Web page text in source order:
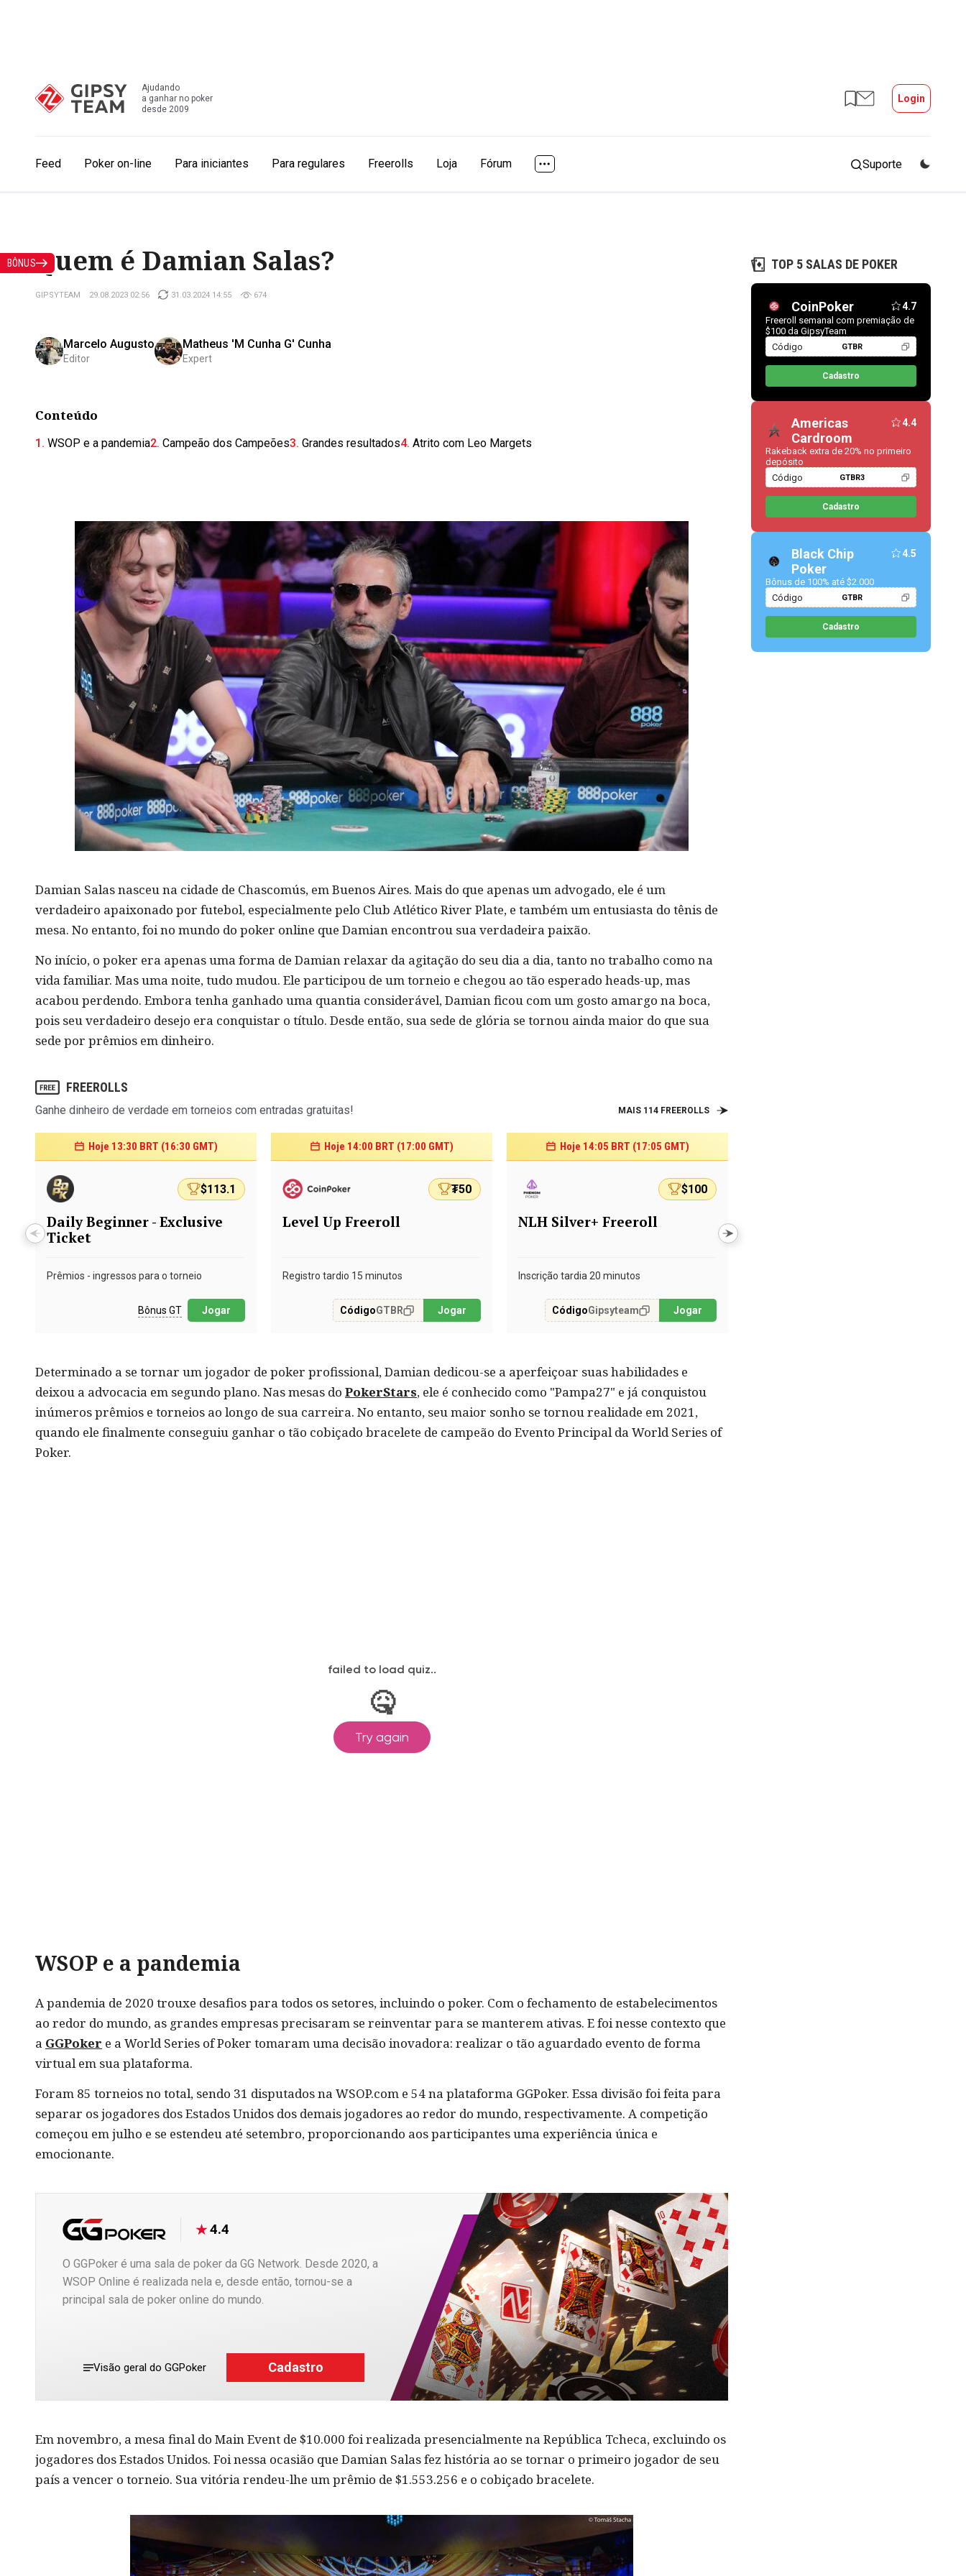
Ajudando
a ganhar no poker
desde 2009
Login
Feed Poker on-line Para iniciantes Para regulares Freerolls Loja Fórum Suporte
BÔNUSQuem é Damian Salas?
GIPSYTEAM 29.08.2023 02:56 31.03.2024 14:55 674
Marcelo Augusto
Editor
Matheus 'M Cunha G' Cunha
Expert
Conteúdo
WSOP e a pandemia Campeão dos Campeões Grandes resultados Atrito com Leo Margets
Damian Salas nasceu na cidade de Chascomús, em Buenos Aires. Mais do que apenas um advogado, ele é um
verdadeiro apaixonado por futebol, especialmente pelo Club Atlético River Plate, e também um entusiasta do tênis de
mesa. No entanto, foi no mundo do poker online que Damian encontrou sua verdadeira paixão.
No início, o poker era apenas uma forma de Damian relaxar da agitação do seu dia a dia, tanto no trabalho como na
vida familiar. Mas uma noite, tudo mudou. Ele participou de um torneio e chegou ao tão esperado heads-up, mas
acabou perdendo. Embora tenha ganhado uma quantia considerável, Damian ficou com um gosto amargo na boca,
pois seu verdadeiro desejo era conquistar o título. Desde então, sua sede de glória se tornou ainda maior do que sua
sede por prêmios em dinheiro.
FREEROLLS
Ganhe dinheiro de verdade em torneios com entradas gratuitas! MAIS 114 FREEROLLS
Hoje 13:30 BRT (16:30 GMT)
$113.1
Daily Beginner - Exclusive
Ticket
Prêmios - ingressos para o torneio
Bônus GT Jogar
Hoje 14:00 BRT (17:00 GMT)
₮50
Level Up Freeroll
Registro tardio 15 minutos
CódigoGTBR Jogar
Hoje 14:05 BRT (17:05 GMT)
$100
NLH Silver+ Freeroll
Inscrição tardia 20 minutos
CódigoGipsyteam Jogar
Determinado a se tornar um jogador de poker profissional, Damian dedicou-se a aperfeiçoar suas habilidades e
deixou a advocacia em segundo plano. Nas mesas do PokerStars, ele é conhecido como "Pampa27" e já conquistou
inúmeros prêmios e torneios ao longo de sua carreira. No entanto, seu maior sonho se tornou realidade em 2021,
quando ele finalmente conseguiu ganhar o tão cobiçado bracelete de campeão do Evento Principal da World Series of
Poker.
WSOP e a pandemia
A pandemia de 2020 trouxe desafios para todos os setores, incluindo o poker. Com o fechamento de estabelecimentos
ao redor do mundo, as grandes empresas precisaram se reinventar para se manterem ativas. E foi nesse contexto que
a GGPoker e a World Series of Poker tomaram uma decisão inovadora: realizar o tão aguardado evento de forma
virtual em sua plataforma.
Foram 85 torneios no total, sendo 31 disputados na WSOP.com e 54 na plataforma GGPoker. Essa divisão foi feita para
separar os jogadores dos Estados Unidos dos demais jogadores ao redor do mundo, respectivamente. A competição
começou em julho e se estendeu até setembro, proporcionando aos participantes uma experiência única e
emocionante.
4.4
O GGPoker é uma sala de poker da GG Network. Desde 2020, a
WSOP Online é realizada nela e, desde então, tornou-se a
principal sala de poker online do mundo.
Visão geral do GGPoker Cadastro
Em novembro, a mesa final do Main Event de $10.000 foi realizada presencialmente na República Tcheca, excluindo os
jogadores dos Estados Unidos. Foi nessa ocasião que Damian Salas fez história ao se tornar o primeiro jogador de seu
país a vencer o torneio. Sua vitória rendeu-lhe um prêmio de $1.553.256 e o cobiçado bracelete.
TOP 5 SALAS DE POKER
CoinPoker 4.7
Freeroll semanal com premiação de
$100 da GipsyTeam
Código
GTBR
Cadastro
Americas
Cardroom
4.4
Rakeback extra de 20% no primeiro
depósito
Código
GTBR3
Cadastro
Black Chip
Poker
4.5
Bônus de 100% até $2.000
Código
GTBR
Cadastro